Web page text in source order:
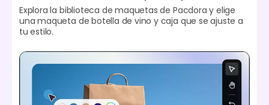
Explora la biblioteca de maquetas de Pacdora y elige
una maqueta de botella de vino y caja que se ajuste a
tu estilo.